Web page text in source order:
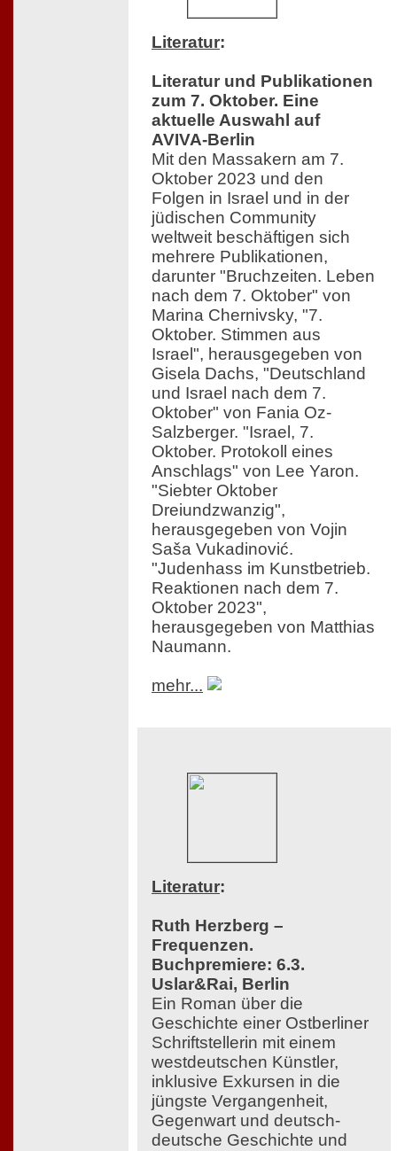
Literatur:
Literatur und Publikationen
zum 7. Oktober. Eine
aktuelle Auswahl auf
AVIVA-Berlin
Mit den Massakern am 7.
Oktober 2023 und den
Folgen in Israel und in der
jüdischen Community
weltweit beschäftigen sich
mehrere Publikationen,
darunter "Bruchzeiten. Leben
nach dem 7. Oktober" von
Marina Chernivsky, "7.
Oktober. Stimmen aus
Israel", herausgegeben von
Gisela Dachs, "Deutschland
und Israel nach dem 7.
Oktober" von Fania Oz-
Salzberger. "Israel, 7.
Oktober. Protokoll eines
Anschlags" von Lee Yaron.
"Siebter Oktober
Dreiundzwanzig",
herausgegeben von Vojin
Saša Vukadinović.
"Judenhass im Kunstbetrieb.
Reaktionen nach dem 7.
Oktober 2023",
herausgegeben von Matthias
Naumann.
mehr...
Literatur:
Ruth Herzberg –
Frequenzen.
Buchpremiere: 6.3.
Uslar&Rai, Berlin
Ein Roman über die
Geschichte einer Ostberliner
Schriftstellerin mit einem
westdeutschen Künstler,
inklusive Exkursen in die
jüngste Vergangenheit,
Gegenwart und deutsch-
deutsche Geschichte und